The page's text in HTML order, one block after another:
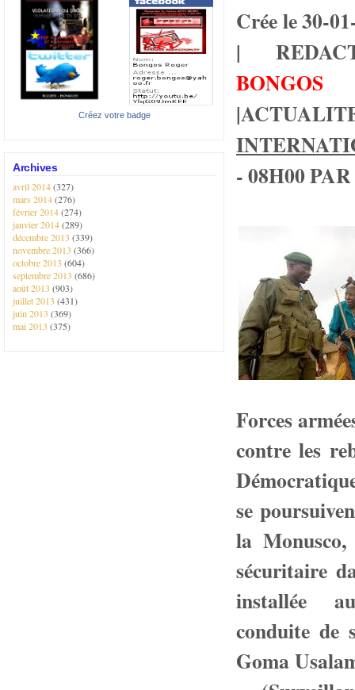
Créez votre badge
Archives
avril 2014(327)
mars 2014(276)
février 2014(274)
janvier 2014(289)
décembre 2013 (339)
novembre 2013 (366)
octobre 2013 (604)
septembre 2013 (686)
août 2013 (903)
juillet 2013 (431)
juin 2013 (369)
mai 2013 (375)
Crée le 30-
|
BONGOS
|
- 08H00
Forces
contre les
se
la
sécuritaire
installée
conduite de
Goma